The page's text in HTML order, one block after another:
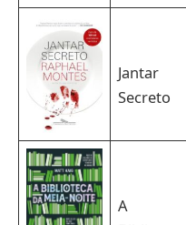
Jantar
Secreto
A